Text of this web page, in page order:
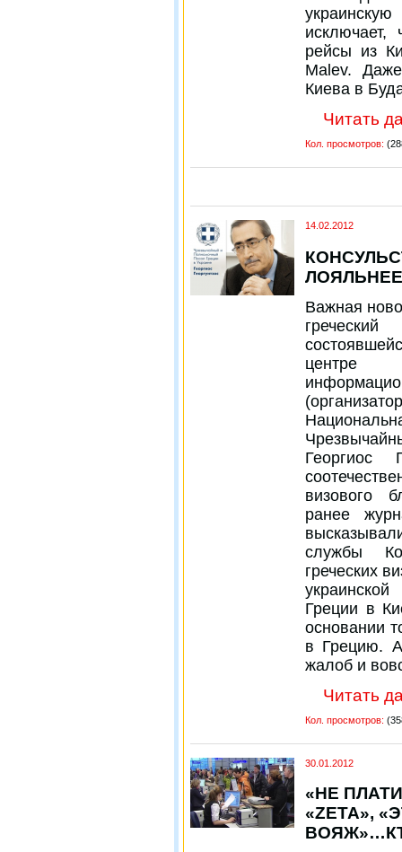
исключает,
рейсы из
Malev.
Киева в
Читать
Кол. просмотров:
14.02.2012
Важная
центре
Георгиос
визового
ранее
службы
греческих
Греции в
основании
в Грецию.
жалоб и
Читать
Кол. просмотров:
30.01.2012
«НЕ
«ZETA»,